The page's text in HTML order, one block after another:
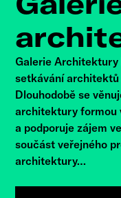
Galerie
setkávání
Dlouhodobě se
architektury formou
a podporuje zájem
součást veřejného
architektury…